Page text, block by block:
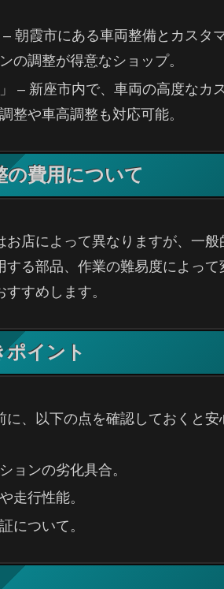
– 朝霞市にある車両整備とカスタ
の調整が得意なショップ。
– 新座市内で、車両の高度なカ
整や車高調整も対応可能。
の費用について
お店によって異なりますが、一
る部品、作業の難易度によっ
すめします。
ポイント
に、以下の点を確認しておくと安
ョンの劣化具合。
走行性能。
について。